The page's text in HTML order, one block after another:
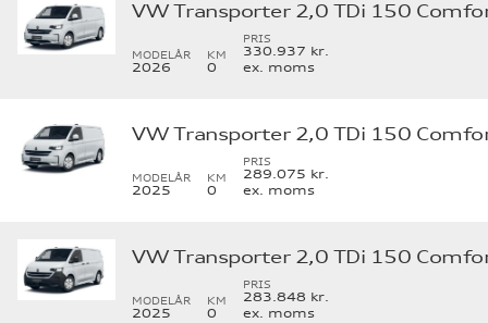
MODELÅR
2026
KM
0
PRIS
330.937 kr.
ex. moms
MODELÅR
2025
KM
0
PRIS
289.075 kr.
ex. moms
MODELÅR
2025
KM
0
PRIS
283.848 kr.
ex. moms